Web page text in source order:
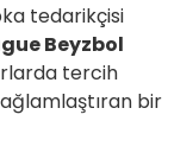
tedarikçisi
Beyzbol
tercih
bir